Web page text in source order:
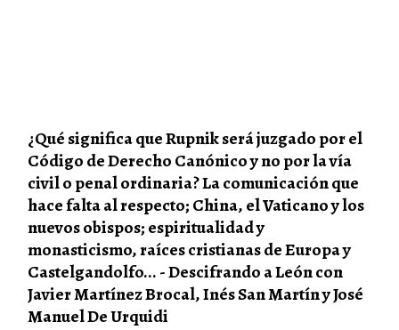
¿Qué significa que Rupnik será juzgado por el
Código de Derecho Canónico y no por la vía
civil o penal ordinaria? La comunicación que
hace falta al respecto; China, el Vaticano y los
nuevos obispos; espiritualidad y
monasticismo, raíces cristianas de Europa y
Castelgandolfo... - Descifrando a León con
Javier Martínez Brocal, Inés San Martín y José
Manuel De Urquidi